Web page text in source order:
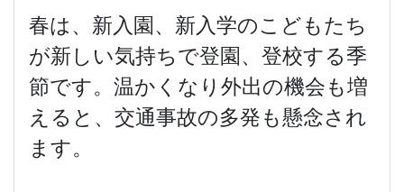
春は、新入園、新入学のこどもたち
が新しい気持ちで登園、登校する季
節です。温かくなり外出の機会も増
えると、交通事故の多発も懸念され
ます。